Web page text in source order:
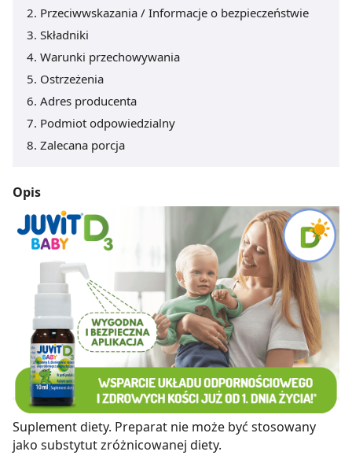
Przeciwwskazania / Informacje o bezpieczeństwie
Składniki
Warunki przechowywania
Ostrzeżenia
Adres producenta
Podmiot odpowiedzialny
Zalecana porcja
Opis
Suplement diety. Preparat nie może być stosowany
jako substytut zróżnicowanej diety.